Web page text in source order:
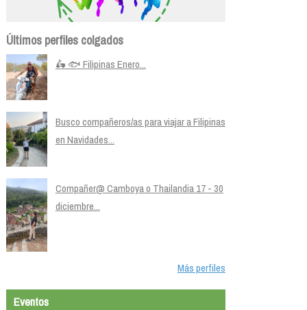
Últimos perfiles colgados
🛵 🐟 Filipinas Enero...
Busco compañeros/as para viajar a Filipinas
en Navidades...
Compañer@ Camboya o Thailandia 17 - 30
diciembre...
Más perfiles
Eventos